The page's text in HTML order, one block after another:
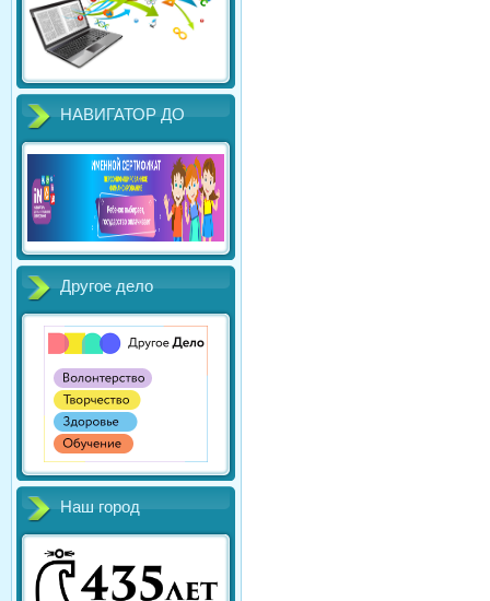
НАВИГАТОР ДО
Другое дело
Наш город